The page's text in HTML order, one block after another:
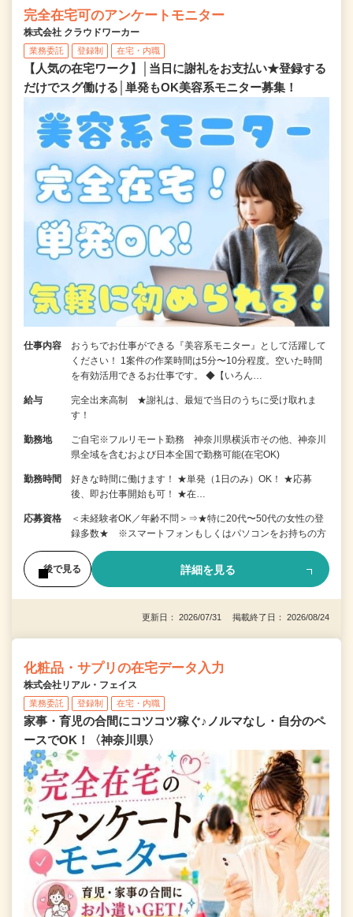
完全在宅可のアンケートモニター
株式会社 クラウドワーカー
業務委託 登録制 在宅・内職
【人気の在宅ワーク】│当日に謝礼をお支払い★登録する
だけでスグ働ける│単発もOK美容系モニター募集！
仕事内容
おうちでお仕事ができる『美容系モニター』として活躍して
ください！ 1案件の作業時間は5分〜10分程度。空いた時間
を有効活用できるお仕事です。 ◆【いろん…
給与
完全出来高制 ★謝礼は、最短で当日のうちに受け取れま
す！
勤務地
ご自宅※フルリモート勤務 神奈川県横浜市その他、神奈川
県全域を含むおよび日本全国で勤務可能(在宅OK)
勤務時間
好きな時間に働けます！ ★単発（1日のみ）OK！ ★応募
後、即お仕事開始も可！ ★在…
応募資格
＜未経験者OK／年齢不問＞⇒★特に20代〜50代の女性の登
録多数★ ※スマートフォンもしくはパソコンをお持ちの方
後で見る 詳細を見る
更新日： 2026/07/31 掲載終了日： 2026/08/24
化粧品・サプリの在宅データ入力
株式会社リアル・フェイス
業務委託 登録制 在宅・内職
家事・育児の合間にコツコツ稼ぐ♪ノルマなし・自分のペ
ースでOK！〈神奈川県〉